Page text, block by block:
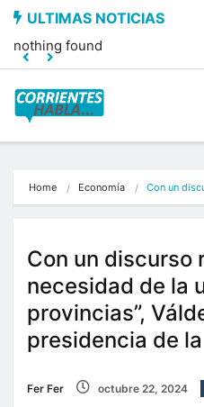
nothing found
Home Economía Con un
Con un discurso
necesidad de la
provincias”,
presidencia de
Fer Fer octubre 22, 2024